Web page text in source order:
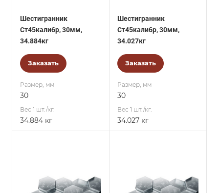
Шестигранник
Ст45калибр, 30мм,
34.884кг
Заказать
Размер, мм
30
Вес 1 шт./кг.
34.884 кг
Шестигранник
Ст45калибр, 30мм,
34.027кг
Заказать
Размер, мм
30
Вес 1 шт./кг.
34.027 кг